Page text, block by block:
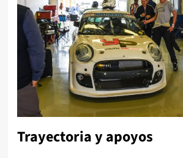
Trayectoria y apoyos